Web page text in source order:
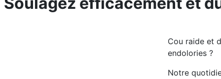
Cou raide et
endolories ?
Notre